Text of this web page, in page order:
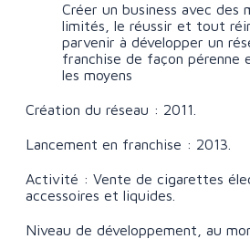
Créer un business avec des
limités, le réussir et tout
parvenir à développer un
franchise de façon pérenne
les moyens
Création du réseau : 2011.
Lancement en franchise : 2013.
Activité : Vente de cigarettes
accessoires et liquides.
Niveau de développement, au